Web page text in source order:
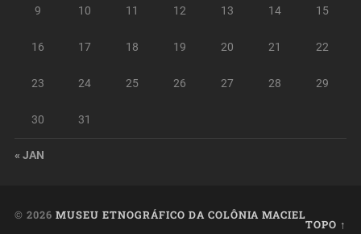
9 10 11 12 13 14 15
16 17 18 19 20 21 22
23 24 25 26 27 28 29
30 31
« JAN
© 2026 MUSEU ETNOGRÁFICO DA COLÔNIA MACIEL
TOPO ↑